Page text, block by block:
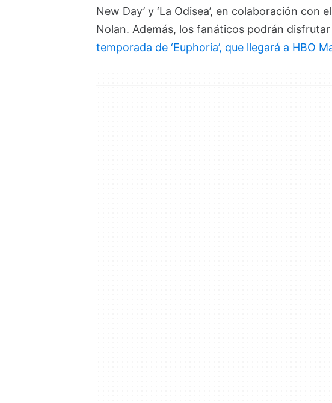
New Day’ y ‘La Odisea’, en colaboración
Nolan. Además, los fanáticos podrán
temporada de ‘Euphoria’, que llegará a HBO